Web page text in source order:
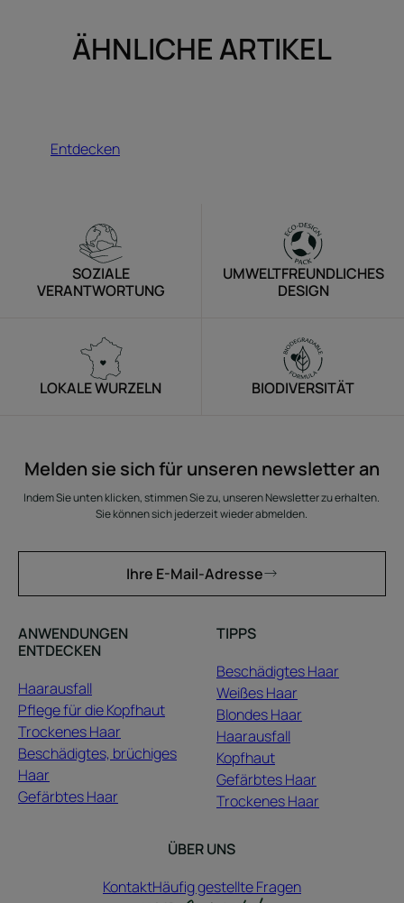
ÄHNLICHE ARTIKEL
Entdecken
SOZIALE
VERANTWORTUNG
UMWELTFREUNDLICHES
DESIGN
LOKALE WURZELN BIODIVERSITÄT
Melden sie sich für unseren newsletter an
Indem Sie unten klicken, stimmen Sie zu, unseren Newsletter zu erhalten.
Sie können sich jederzeit wieder abmelden.
Ihre E-Mail-Adresse
ANWENDUNGEN
ENTDECKEN
Haarausfall
Pflege für die Kopfhaut
Trockenes Haar
Beschädigtes, brüchiges
Haar
Gefärbtes Haar
TIPPS
Beschädigtes Haar
Weißes Haar
Blondes Haar
Haarausfall
Kopfhaut
Gefärbtes Haar
Trockenes Haar
ÜBER UNS
KontaktHäufig gestellte Fragen